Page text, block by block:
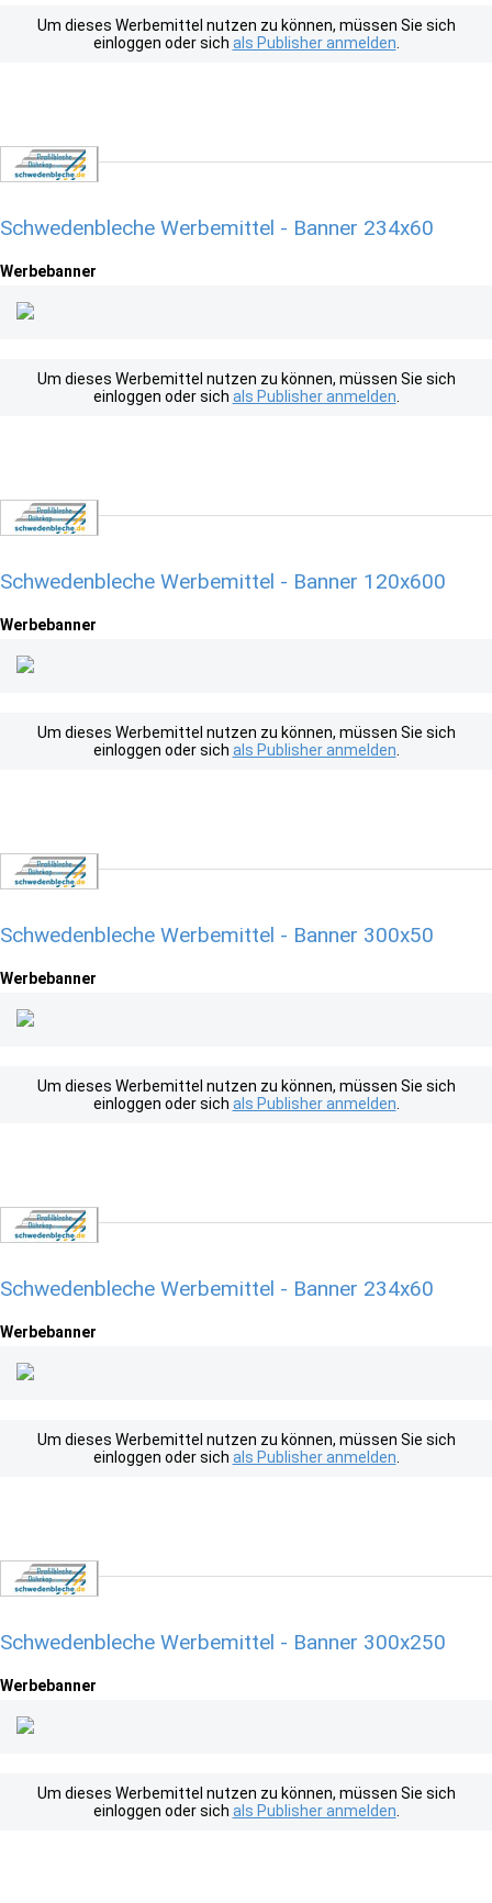
Um dieses Werbemittel nutzen zu können, müssen Sie sich
einloggen oder sich als Publisher anmelden
Schwedenbleche Werbemittel - Banner 234x60
Werbebanner
Um dieses Werbemittel nutzen zu können, müssen Sie sich
einloggen oder sich als Publisher anmelden
Schwedenbleche Werbemittel - Banner 120x600
Werbebanner
Um dieses Werbemittel nutzen zu können, müssen Sie sich
einloggen oder sich als Publisher anmelden
Schwedenbleche Werbemittel - Banner 300x50
Werbebanner
Um dieses Werbemittel nutzen zu können, müssen Sie sich
einloggen oder sich als Publisher anmelden
Schwedenbleche Werbemittel - Banner 234x60
Werbebanner
Um dieses Werbemittel nutzen zu können, müssen Sie sich
einloggen oder sich als Publisher anmelden
Schwedenbleche Werbemittel - Banner 300x250
Werbebanner
Um dieses Werbemittel nutzen zu können, müssen Sie sich
einloggen oder sich als Publisher anmelden